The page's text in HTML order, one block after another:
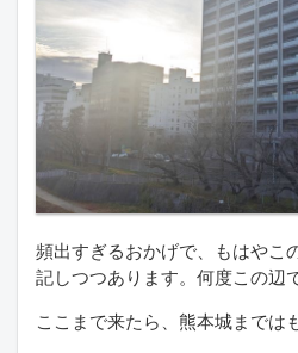
頻出すぎるおかげで、もはやこ
記しつつあります。何度この辺
ここまで来たら、熊本城までは